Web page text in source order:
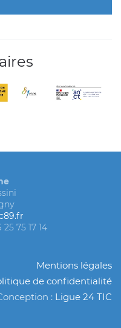
75 17 14
Mentions légales
de confidentialité
: Ligue 24 TIC